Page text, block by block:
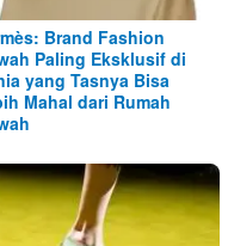
Brand Fashion
Paling Eksklusif di
yang Tasnya Bisa
Mahal dari Rumah